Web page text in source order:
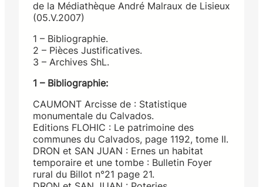
de la Médiathèque André Malraux de Lisieux
(05.V.2007)
1 – Bibliographie.
2 – Pièces Justificatives.
3 – Archives ShL.
1 – Bibliographie:
CAUMONT Arcisse de : Statistique
monumentale du Calvados.
Editions FLOHIC : Le patrimoine des
communes du Calvados, page 1192, tome II.
DRON et SAN JUAN : Ernes un habitat
temporaire et une tombe : Bulletin Foyer
rural du Billot n°21 page 21.